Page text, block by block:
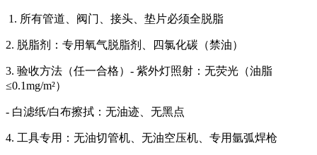
1. 所有管道、阀门、接头、垫片必须全脱脂
2. 脱脂剂：专用氧气脱脂剂、四氯化碳（禁油）
3. 验收方法（任一合格）- 紫外灯照射：无荧光（油脂
≤0.1mg/m²）
- 白滤纸/白布擦拭：无油迹、无黑点
4. 工具专用：无油切管机、无油空压机、专用氩弧焊枪